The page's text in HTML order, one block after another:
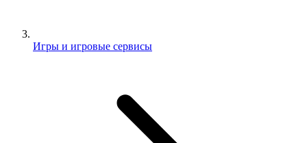
Игры и игровые сервисы